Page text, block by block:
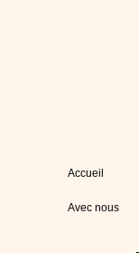
Accueil
Avec nous